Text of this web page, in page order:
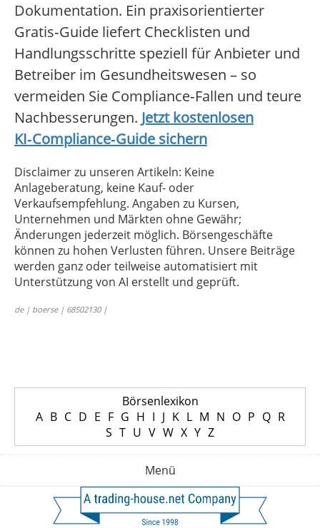
Dokumentation. Ein praxisorientierter
Gratis‑Guide liefert Checklisten und
Handlungsschritte speziell für Anbieter und
Betreiber im Gesundheitswesen – so
vermeiden Sie Compliance‑Fallen und teure
Nachbesserungen. Jetzt kostenlosen
KI‑Compliance‑Guide sichern
Disclaimer zu unseren Artikeln: Keine
Anlageberatung, keine Kauf- oder
Verkaufsempfehlung. Angaben zu Kursen,
Unternehmen und Märkten ohne Gewähr;
Änderungen jederzeit möglich. Börsengeschäfte
können zu hohen Verlusten führen. Unsere Beiträge
werden ganz oder teilweise automatisiert mit
Unterstützung von AI erstellt und geprüft.
de | boerse | 68502130 |
Börsenlexikon
A B C D E F G H I J K L M N O P Q R
S T U V W X Y Z
Menü